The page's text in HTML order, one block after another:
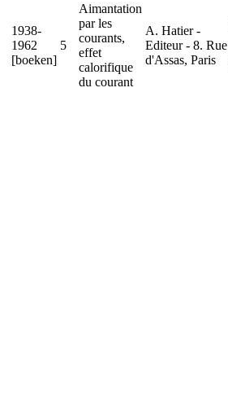
1938-
1962
[boeken]
5
Aimantation
par les
courants,
effet
calorifique
du courant
A. Hatier -
Editeur - 8. Rue
d'Assas, Paris